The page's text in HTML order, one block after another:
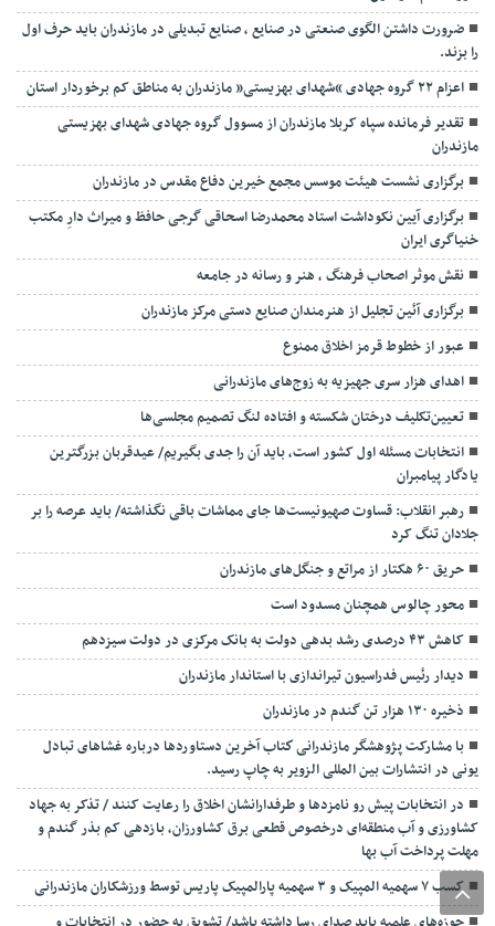
ضرورت داشتن الگوی صنعتی در صنایع ، صنایع تبدیلی در مازندران باید حرف اول
را بزند.
اعزام ۲۲ گروه جهادی “شهدای بهزیستی” مازندران به مناطق کم برخوردار استان
تقدیر فرمانده سپاه کربلا مازندران از مسوول گروه جهادی شهدای بهزیستی
مازندران
برگزاری نشست هیئت موسس مجمع خیرین دفاع مقدس در مازندران
برگزاری آیین نکوداشت استاد محمدرضا اسحاقی گرجی حافظ و میراث دارِ مکتب
خنیاگری ایران
نقش موثر اصحاب فرهنگ ، هنر و رسانه در جامعه
برگزاری آئین تجلیل از هنرمندان صنایع دستی مرکز مازندران
عبور از خطوط قرمز اخلاق ممنوع
اهدای هزار سری جهیزیه به زوج‌های مازندرانی
تعیین‌تکلیف درختان شکسته و افتاده لنگ تصمیم مجلسی‌ها
انتخابات مسئله اول کشور است، باید آن را جدی بگیریم/ عیدقربان بزرگترین
یادگار پیامبران
رهبر انقلاب: قساوت صهیونیست‌ها جای مماشات باقی نگذاشته/ باید عرصه را بر
جلادان تنگ کرد
حریق ۶۰ هکتار از مراتع و جنگل‌های مازندران
محور چالوس همچنان مسدود است
کاهش ۴۳ درصدی رشد بدهی دولت به بانک مرکزی در دولت سیزدهم
دیدار رئیس فدراسیون تیراندازی با استاندار مازندران
ذخیره ۱۳۰ هزار تن گندم در مازندران
با مشارکت پژوهشگر مازندرانی كتاب آخرین دستاوردها درباره غشاهای تبادل
یونی در انتشارات بین المللی الزویر به چاپ رسید.
در انتخابات پیش رو نامزدها و طرفدارانشان اخلاق را رعایت کنند / تذکر به جهاد
کشاورزی و آب منطقه‌ای درخصوص قطعی برق کشاورزان، بازدهی کم بذر گندم و
مهلت پرداخت آب بها
کسب ۷ سهمیه المپیک و ۳ سهمیه پارالمپیک پاریس توسط ورزشکاران مازندرانی